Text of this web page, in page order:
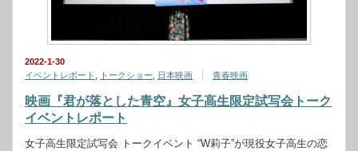
2022-1-30
イベントレポート
トークショー 日本映画 青春映画
映画『君が落とした青空』女子高生限定試写会トーク
イベントレポート
女子高生限定試写会 トークイベント “W莉子”が現役女子高生の恋